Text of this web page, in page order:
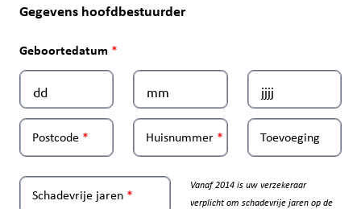
Gegevens hoofdbestuurder
Geboortedatum
Postcode Huisnummer Toevoeging
Schadevrije jaren
Vanaf 2014 is uw verzekeraar
verplicht om schadevrije jaren op de